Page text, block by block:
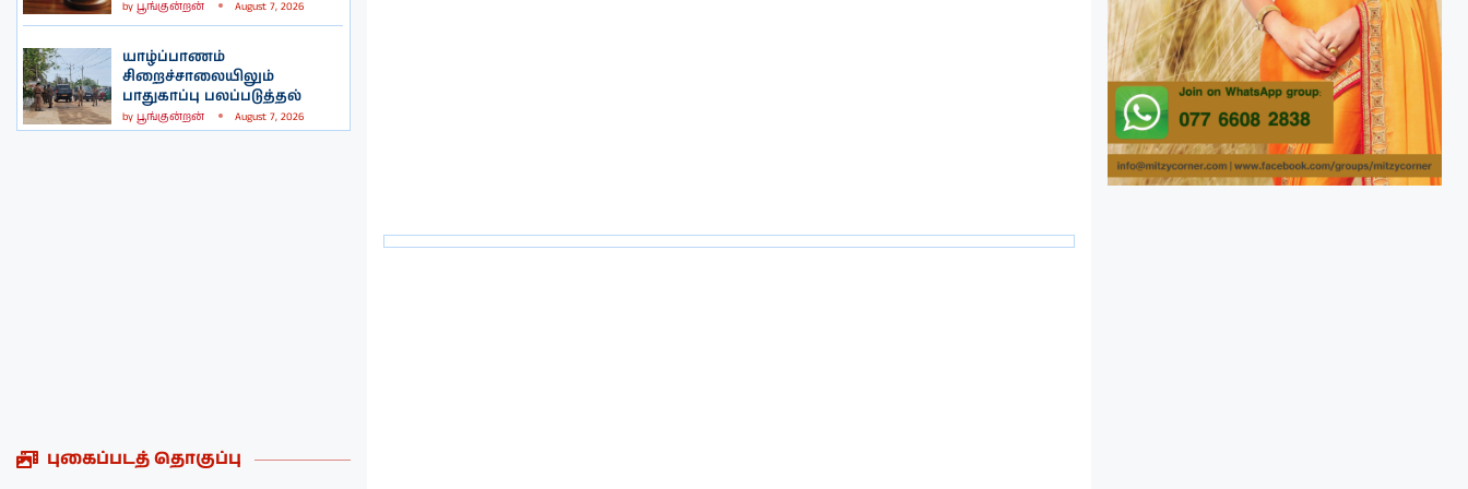
by பூங்குன்றன் August 7, 2026
யாழ்ப்பாணம்
சிறைச்சாலையிலும்
பாதுகாப்பு பலப்படுத்தல்
by பூங்குன்றன் August 7, 2026
புகைப்படத் தொகுப்பு